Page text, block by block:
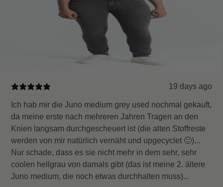
19 days ago
Ich hab mir die Juno medium grey used nochmal gekauft,
da meine erste nach mehreren Jahren Tragen an den
Knien langsam durchgescheuert ist (die alten Stoffreste
werden von mir natürlich vernäht und upgecyclet 🙂)...
Nur schade, dass es sie nicht mehr in dem sehr, sehr
coolen hellgrau von damals gibt (das ist meine 2. ältere
Juno medium, die noch etwas durchhalten muss)...